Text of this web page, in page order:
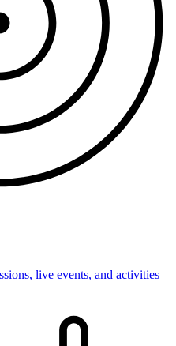
live events, and activities